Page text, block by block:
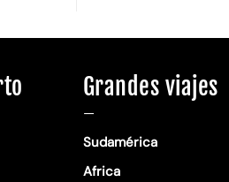
Grandes viajes
—
Sudamérica
Africa